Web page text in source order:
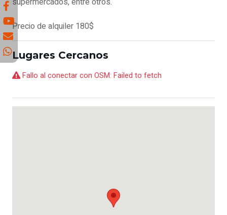
Precio de alquiler 180$
Lugares Cercanos
Fallo al conectar con OSM: Failed to fetch